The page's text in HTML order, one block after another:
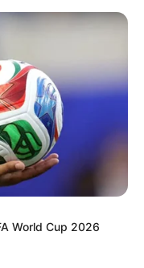
World Cup 2026